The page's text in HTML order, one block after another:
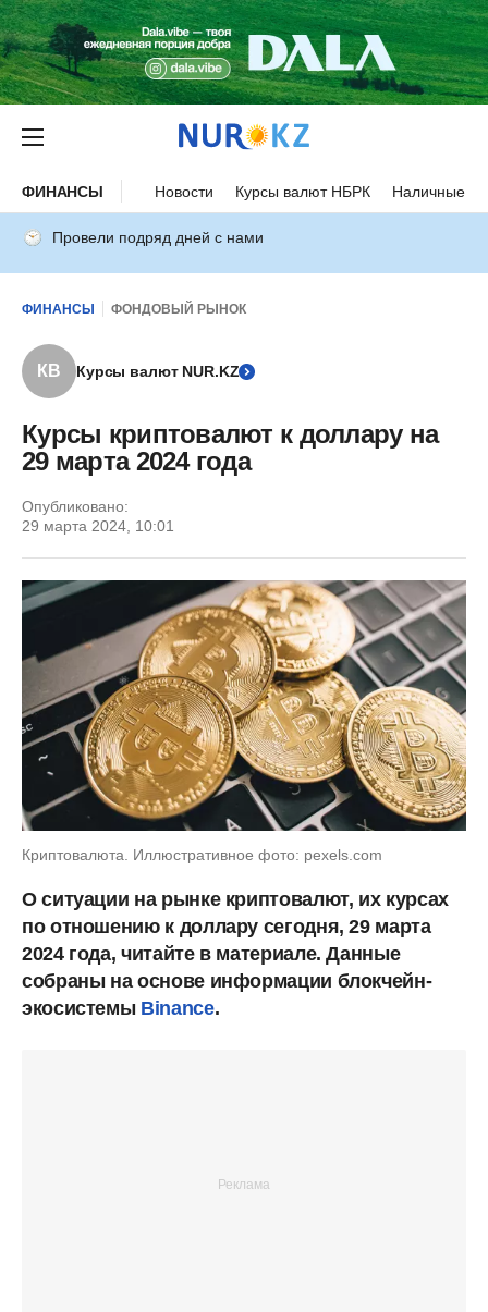
ФИНАНСЫ Новости Курсы валют НБРК Наличные
Провели подряд дней с нами
ФИНАНСЫ ФОНДОВЫЙ РЫНОК
КВ Курсы валют NUR.KZ
Курсы криптовалют к доллару на
29 марта 2024 года
Опубликовано:
29 марта 2024, 10:01
Криптовалюта. Иллюстративное фото: pexels.com
О ситуации на рынке криптовалют, их курсах
по отношению к доллару сегодня, 29 марта
2024 года, читайте в материале. Данные
собраны на основе информации блокчейн-
экосистемы Binance.